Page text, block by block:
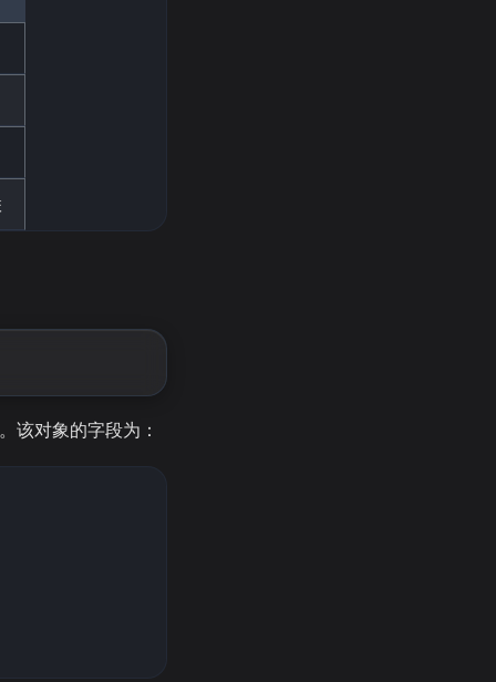
该对象的字段为：